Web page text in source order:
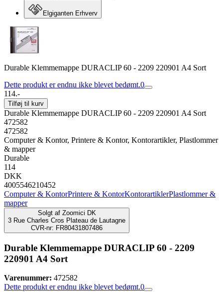
Elgiganten Erhverv
Durable Klemmemappe DURACLIP 60 - 2209 220901 A4 Sort
Dette produkt er endnu ikke blevet bedømt.0
114.-
Tilføj til kurv
Durable Klemmemappe DURACLIP 60 - 2209 220901 A4 Sort
472582
472582
Computer & Kontor, Printere & Kontor, Kontorartikler, Plastlommer
& mapper
Durable
114
DKK
4005546210452
Computer & KontorPrintere & KontorKontorartiklerPlastlommer &
mapper
Solgt af Zoomici DK
3 Rue Charles Cros Plateau de Lautagne
CVR-nr: FR80431807486
Durable Klemmemappe DURACLIP 60 - 2209
220901 A4 Sort
Varenummer: 472582
Dette produkt er endnu ikke blevet bedømt.0